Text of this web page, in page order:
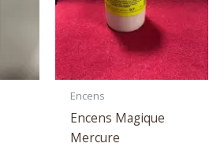
Encens
Encens Magique
Mercure